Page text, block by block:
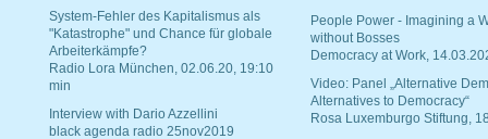
System-Fehler des Kapitalismus als
"Katastrophe" und Chance für globale
Arbeiterkämpfe?
Radio Lora München, 02.06.20, 19:10
min
Interview with Dario Azzellini
black agenda radio 25nov2019
People Power - Imagining a
without Bosses
Democracy at Work,
Video: Panel „Alternative
Alternatives to Democracy“
Rosa Luxemburgo Stiftung,